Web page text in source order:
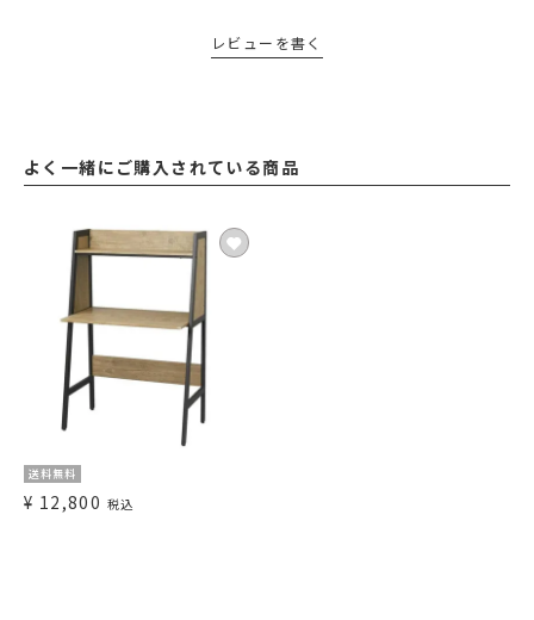
レビューを書く
よく一緒にご購入されている商品
送料無料
¥ 12,800 税込